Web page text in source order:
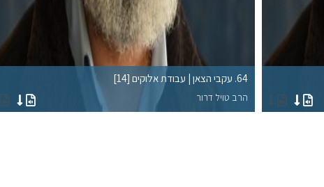
64. עקבי הצאן | עבודת אלוקים [14]
הרב טויל דרור